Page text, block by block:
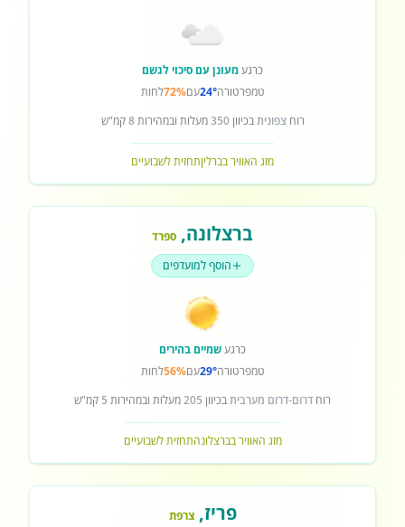
כרגעמעונן עם סיכוי לגשם
טמפרטורה24°עם72%לחות
רוחצפוניתבכיוון350מעלות ובמהירות8קמ"ש
מזג האוויר בברליןתחזית לשבועיים
ברצלונה, ספרד
הוסף למועדפים
כרגעשמיים בהירים
טמפרטורה29°עם56%לחות
רוח דרום-דרום מערביתבכיוון 205מעלות ובמהירות 5 קמ"ש
מזג האוויר בברצלונהתחזית לשבועיים
פריז,צרפת